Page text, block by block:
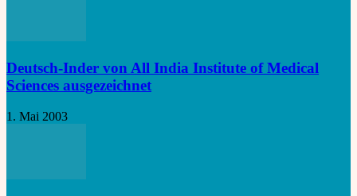
Deutsch-Inder von All India Institute of Medical
Sciences ausgezeichnet
1. Mai 2003